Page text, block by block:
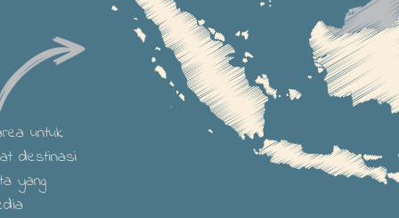
untuk
destinasi
yang